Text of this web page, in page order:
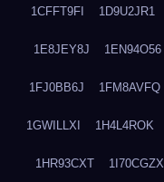
1CFFT9FI 1D9U2JR1
1E8JEY8J 1EN94O56
1FJ0BB6J 1FM8AVFQ
1GWILLXI 1H4L4ROK
1HR93CXT 1I70CGZX